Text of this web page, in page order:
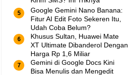
Google Gemini Nano Banana:
Fitur AI Edit Foto Sekeren Itu,
Udah Coba Belum?
Khusus Sultan, Huawei Mate
XT Ultimate Dibanderol Dengan
Harga Rp 1,6 Miliar
Gemini di Google Docs Kini
Bisa Menulis dan Mengedit